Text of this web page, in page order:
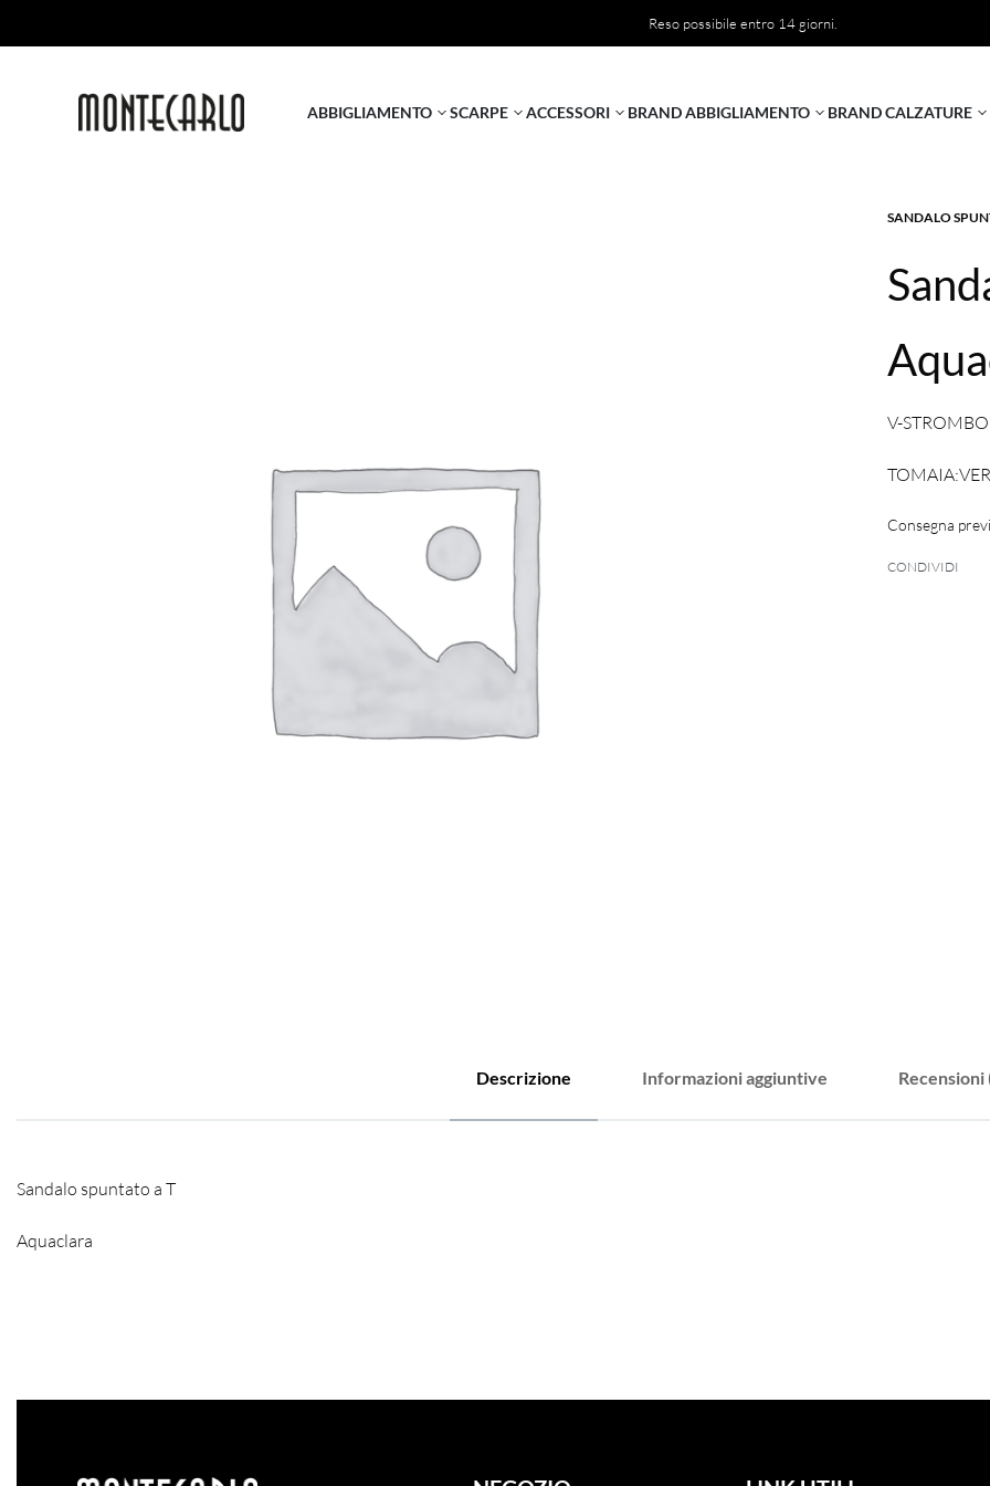
Reso possibile entro 14 giorni.
ABBIGLIAMENTO SCARPE ACCESSORI BRAND ABBIGLIAMENTO BRAND CALZATURE
SANDALO
V-
Consegna
CONDIVIDI
Descrizione Informazioni aggiuntive Recensioni
Sandalo spuntato a T
Aquaclara